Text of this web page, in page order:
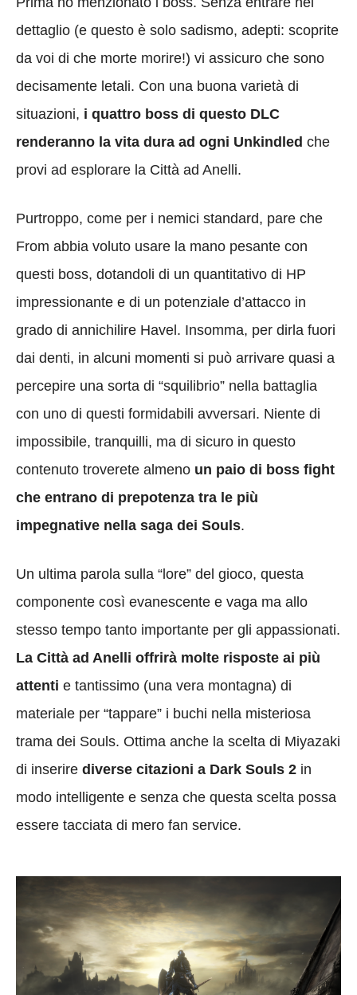
dettaglio (e questo è solo sadismo, adepti: scoprite
da voi di che morte morire!) vi assicuro che sono
decisamente letali. Con una buona varietà di
situazioni, i quattro boss di questo DLC
renderanno la vita dura ad ogni Unkindled che
provi ad esplorare la Città ad Anelli.
Purtroppo, come per i nemici standard, pare che
From abbia voluto usare la mano pesante con
questi boss, dotandoli di un quantitativo di HP
impressionante e di un potenziale d’attacco in
grado di annichilire Havel. Insomma, per dirla fuori
dai denti, in alcuni momenti si può arrivare quasi a
percepire una sorta di “squilibrio” nella battaglia
con uno di questi formidabili avversari. Niente di
impossibile, tranquilli, ma di sicuro in questo
contenuto troverete almeno un paio di boss fight
che entrano di prepotenza tra le più
impegnative nella saga dei Souls.
Un ultima parola sulla “lore” del gioco, questa
componente così evanescente e vaga ma allo
stesso tempo tanto importante per gli appassionati.
La Città ad Anelli offrirà molte risposte ai più
attenti e tantissimo (una vera montagna) di
materiale per “tappare” i buchi nella misteriosa
trama dei Souls. Ottima anche la scelta di Miyazaki
di inserire diverse citazioni a Dark Souls 2 in
modo intelligente e senza che questa scelta possa
essere tacciata di mero fan service.